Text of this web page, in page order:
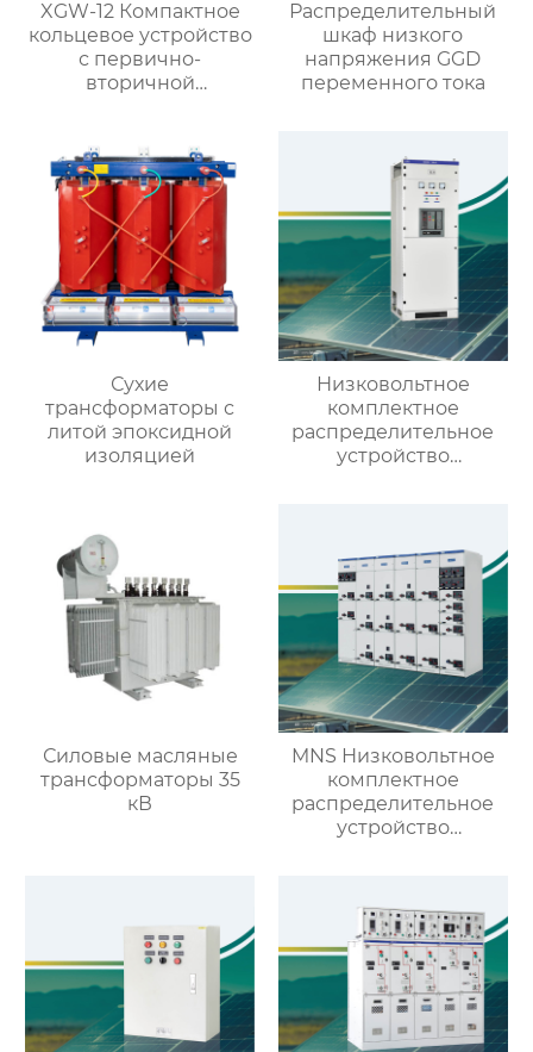
XGW-12 Компактное
кольцевое устройство
с первично-
вторичной
Распределительный
шкаф низкого
напряжения GGD
переменного тока
Сухие
трансформаторы с
литой эпоксидной
изоляцией
Низковольтное
комплектное
распределительное
устройство
Силовые масляные
трансформаторы 35
кВ
MNS Низковольтное
комплектное
распределительное
устройство